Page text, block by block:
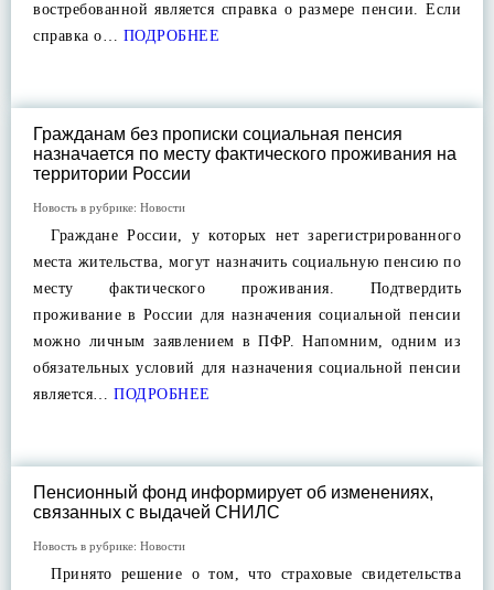
востребованной является справка о размере пенсии. Если
справка о… ПОДРОБНЕЕ
Гражданам без прописки социальная пенсия
назначается по месту фактического проживания на
территории России
Новость в рубрике: Новости
Граждане России, у которых нет зарегистрированного
места жительства, могут назначить социальную пенсию по
месту фактического проживания. Подтвердить
проживание в России для назначения социальной пенсии
можно личным заявлением в ПФР. Напомним, одним из
обязательных условий для назначения социальной пенсии
является… ПОДРОБНЕЕ
Пенсионный фонд информирует об изменениях,
связанных с выдачей СНИЛС
Новость в рубрике: Новости
Принято решение о том, что страховые свидетельства